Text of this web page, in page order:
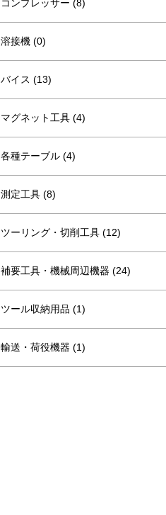
コンプレッサー (8)
溶接機 (0)
バイス (13)
マグネット工具 (4)
各種テーブル (4)
測定工具 (8)
ツーリング・切削工具 (12)
補要工具・機械周辺機器 (24)
ツール収納用品 (1)
輸送・荷役機器 (1)